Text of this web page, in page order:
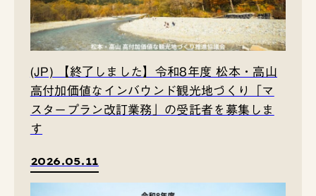
(JP) 【終了しました】令和8年度 松本・高山
高付加価値なインバウンド観光地づくり「マ
スタープラン改訂業務」の受託者を募集しま
す
2026.05.11